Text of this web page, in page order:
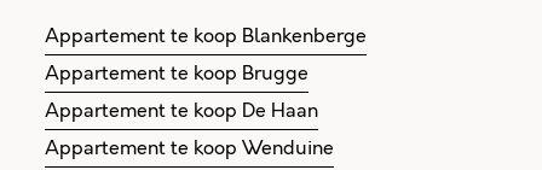
Appartement te koop Blankenberge
Appartement te koop Brugge
Appartement te koop De Haan
Appartement te koop Wenduine